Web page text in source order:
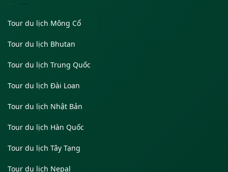
Tour du lịch Mông Cổ
Tour du lịch Bhutan
Tour du lịch Trung Quốc
Tour du lịch Đài Loan
Tour du lịch Nhật Bản
Tour du lịch Hàn Quốc
Tour du lịch Tây Tạng
Tour du lịch Nepal